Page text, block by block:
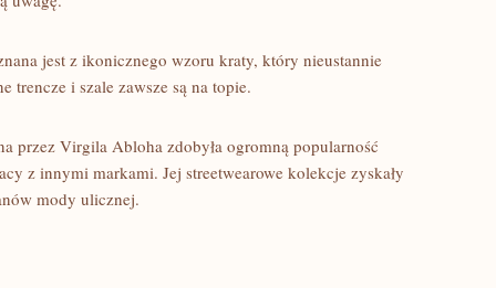
jest z ikonicznego wzoru kraty, ​który nieustannie
trencze i szale ‍zawsze są na topie.
przez Virgila Abloha ⁣zdobyła‍ ogromną popularność
z innymi markami. ⁤Jej streetwearowe ​kolekcje zyskały
‌mody ulicznej.